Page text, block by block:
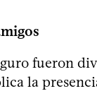
fueron
la